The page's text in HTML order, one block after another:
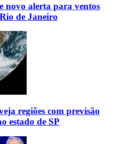
novo alerta para ventos
de Janeiro
regiões com previsão
estado de SP